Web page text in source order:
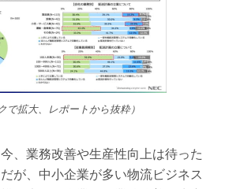
で拡大、レポートから抜粋）
、業務改善や生産性向上は待った
が、中小企業が多い物流ビジネス